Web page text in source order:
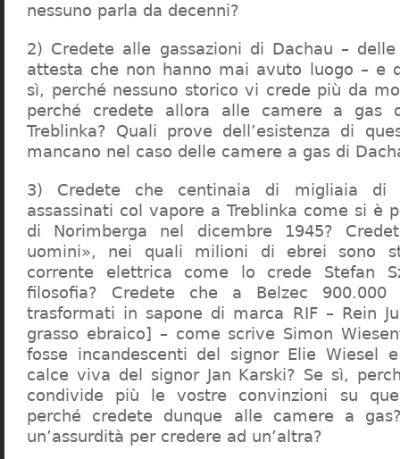
nessuno parla da decenni?
2) Credete alle gassazioni di Dachau –
attesta che non hanno mai avuto luogo – e
sì, perché nessuno storico vi crede più da
perché credete allora alle camere a gas
Treblinka? Quali prove dell’esistenza di
mancano nel caso delle camere a gas di
3) Credete che centinaia di migliaia di
assassinati col vapore a Treblinka come si è
di Norimberga nel dicembre 1945?
uomini», nei quali milioni di ebrei sono
corrente elettrica come lo crede Stefan
filosofia? Credete che a Belzec
trasformati in sapone di marca RIF – Rein
grasso ebraico] – come scrive Simon
fosse incandescenti del signor Elie Wiesel
calce viva del signor Jan Karski? Se sì,
condivide più le vostre convinzioni su
perché credete dunque alle camere a
un’assurdità per credere ad un’altra?